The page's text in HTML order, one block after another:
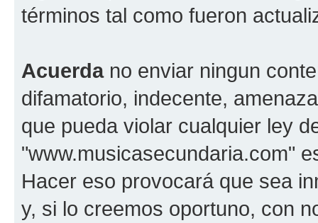
términos tal como fueron
Acuerdano enviar ningun
difamatorio, indecente,
que pueda violar cualquier ley
"www.musicasecundaria.com"
Hacer eso provocará que sea
y, si lo creemos oportuno, con